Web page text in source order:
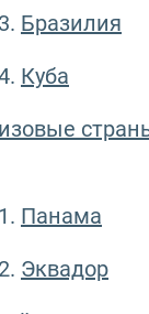
Бразилия
Куба
Панама
Эквадор